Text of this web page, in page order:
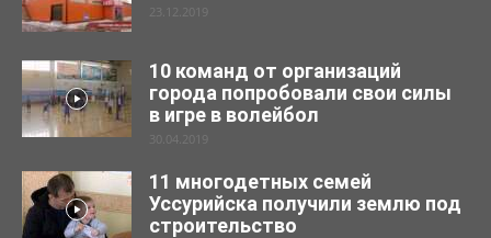
23.12.2019
10 команд от организаций
города попробовали свои силы
в игре в волейбол
30.04.2019
11 многодетных семей
Уссурийска получили землю под
строительство